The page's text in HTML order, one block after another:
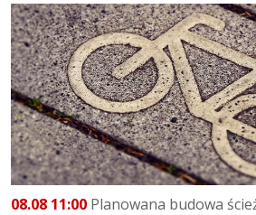
08.08 11:00 Planowana budowa